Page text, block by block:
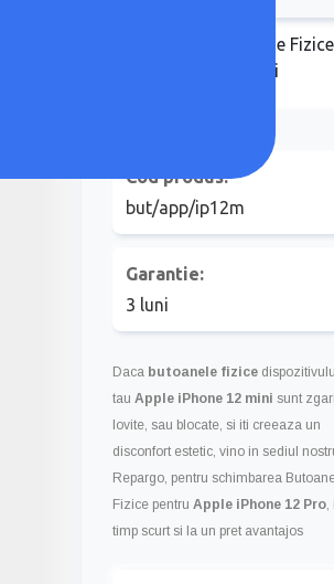
Cod produs:
but/app/ip12m
Garantie:
3 luni
Daca butoanele fizice
tau Apple iPhone 12 mini sunt
lovite, sau blocate, si iti creeaza un
disconfort estetic, vino in sediul
Repargo, pentru schimbarea
Fizice pentru Apple iPhone 12 Pro,
timp scurt si la un pret avantajos